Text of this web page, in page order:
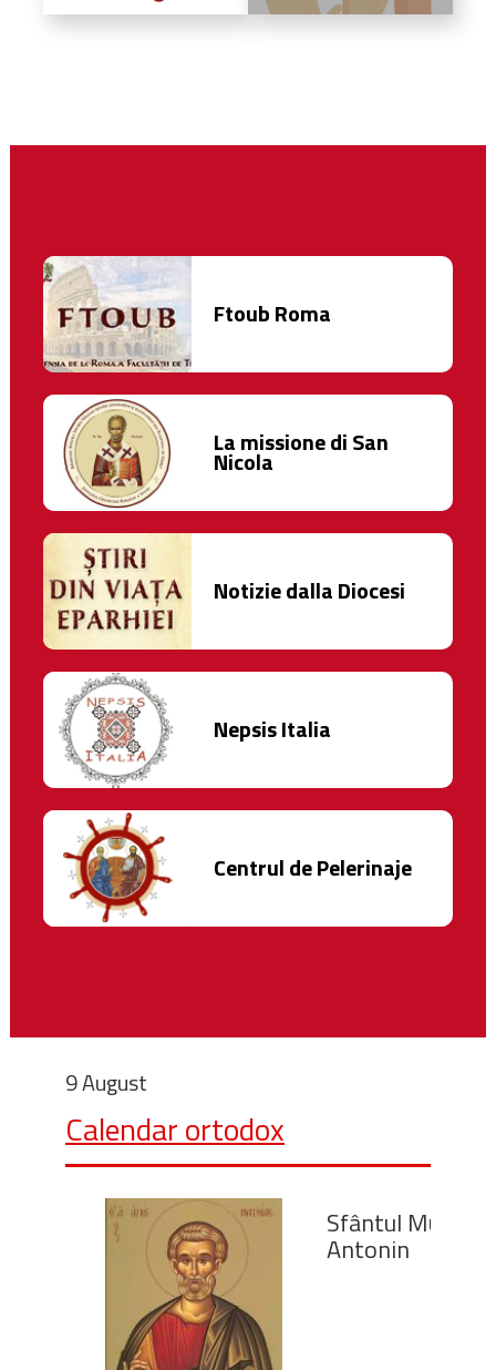
Ftoub Roma
La missione di San
Nicola
Notizie dalla Diocesi
Nepsis Italia
Centrul de Pelerinaje
9 August
Calendar ortodox
Sfântul Mucenic
Antonin